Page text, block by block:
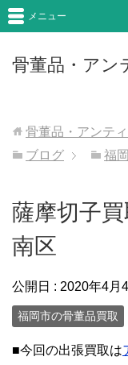
骨董品・アン
メニュー
骨董品・アンテ
ブログ
福
薩摩切子
南区
公開日 : 2020年4月
福岡市の骨董品買取
■今回の出張買取は